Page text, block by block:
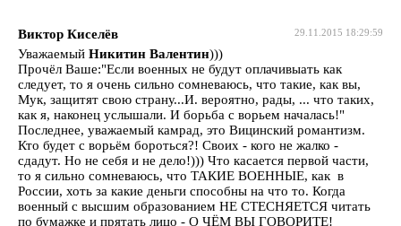
29.11.2015 18:29:59
Виктор Киселёв
Уважаемый Никитин Валентин)))
Прочёл Ваше:"Если военных не будут оплачивыать как
следует, то я очень сильно сомневаюсь, что такие, как вы,
Мук, защитят свою страну...И. вероятно, рады, ... что таких,
как я, наконец услышали. И борьба с ворьем началась!"
Последнее, уважаемый камрад, это Вицинский романтизм.
Кто будет с ворьём бороться?! Своих - кого не жалко -
сдадут. Но не себя и не дело!))) Что касается первой части,
то я сильно сомневаюсь, что ТАКИЕ ВОЕННЫЕ, как в
России, хоть за какие деньги способны на что то. Когда
военный с высшим образованием НЕ СТЕСНЯЕТСЯ читать
по бумажке и прятать лицо - О ЧЁМ ВЫ ГОВОРИТЕ!